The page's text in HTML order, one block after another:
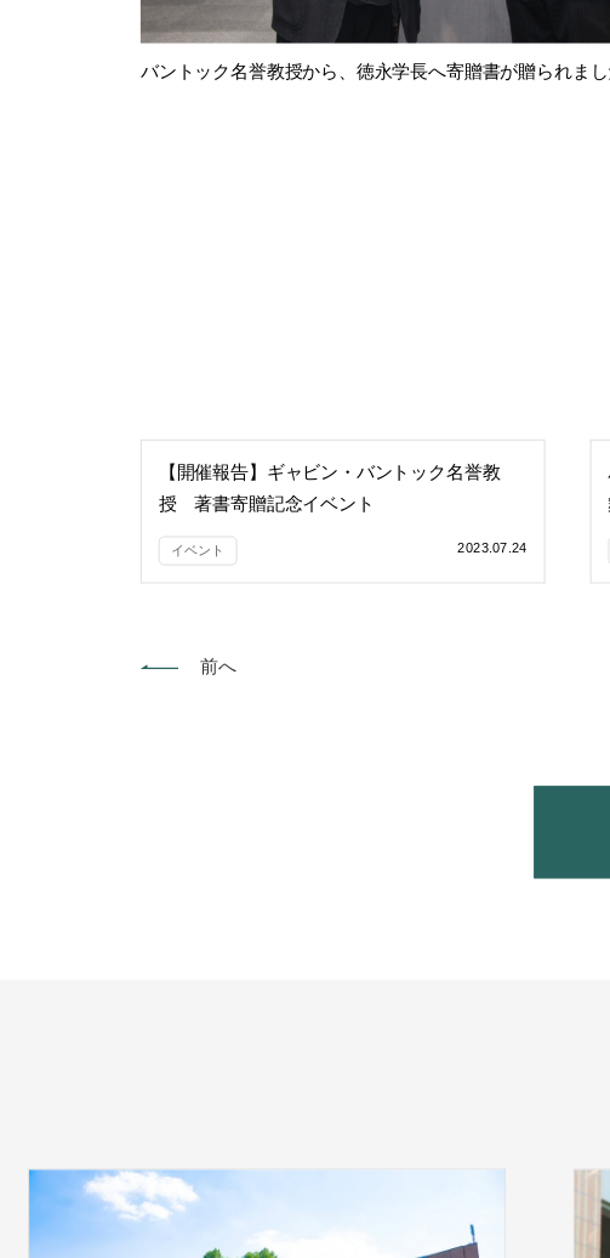
バントック名誉教授から、徳永学長へ寄贈書が贈られまし
【開催報告】ギャビン・バントック名誉教
授 著書寄贈記念イベント
イベント 2023.07.24
前へ